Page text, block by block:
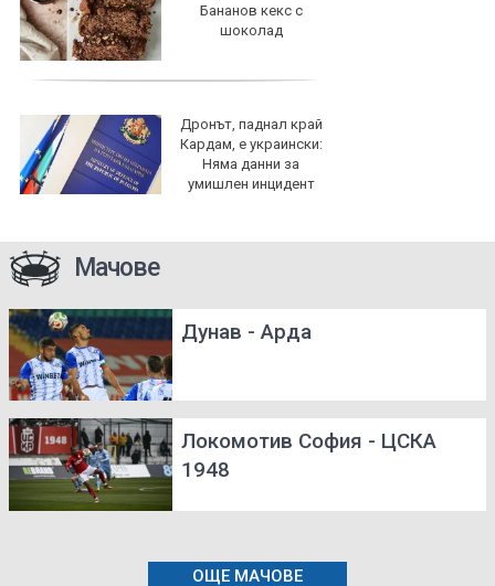
Бананов кекс с
шоколад
Дронът, паднал край
Кардам, е украински:
Няма данни за
умишлен инцидент
Мачове
Дунав - Арда
Локомотив София - ЦСКА
1948
ОЩЕ МАЧОВЕ